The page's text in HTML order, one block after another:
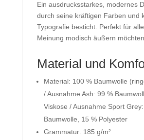
Ein ausdrucksstarkes, modernes
durch seine kräftigen Farben und
Typografie besticht. Perfekt für
Meinung modisch äußern möchten.
Material und
Material: 100 % Baumwolle
/ Ausnahme Ash: 99 %
Viskose / Ausnahme Sport
Baumwolle, 15 % Polyester
Grammatur: 185 g/m²